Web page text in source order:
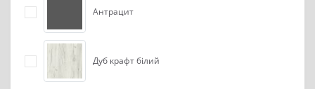
Антрацит
Дуб крафт білий